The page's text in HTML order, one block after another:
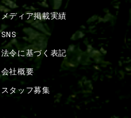
メディア掲載実績
SNS
法令に基づく表記
会社概要
スタッフ募集